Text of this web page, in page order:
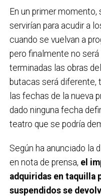
En un primer
servirían para acudir a
cuando se vuelvan a
pero finalmente no será
terminadas las obras
butacas será diferente,
las fechas de la nueva
dado ninguna fecha
teatro que se podría
Según ha anunciado la
en nota de prensa, el
adquiridas en taquilla
suspendidos se